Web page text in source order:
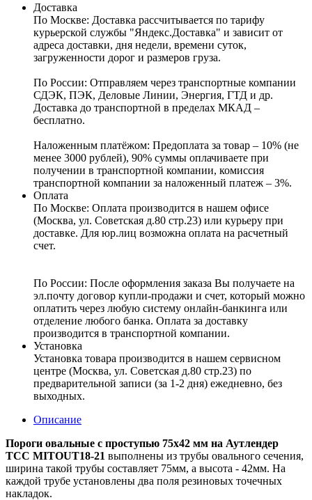
Доставка
По Москве: Доставка рассчитывается по тарифу
курьерской службы "Яндекс.Доставка" и зависит от
адреса доставки, дня недели, времени суток,
загруженности дорог и размеров груза.
По России: Отправляем через транспортные компании
СДЭК, ПЭК, Деловые Линии, Энергия, ГТД и др.
Доставка до транспортной в пределах МКАД –
бесплатно.
Наложенным платёжом: Предоплата за товар – 10% (не
менее 3000 рублей), 90% суммы оплачиваете при
получении в транспортной компании, комиссия
транспортной компании за наложенный платеж – 3%.
Оплата
По Москве: Оплата производится в нашем офисе
(Москва, ул. Советская д.80 стр.23) или курьеру при
доставке. Для юр.лиц возможна оплата на расчетный
счет.
По России: После оформления заказа Вы получаете на
эл.почту договор купли-продажи и счет, который можно
оплатить через любую систему онлайн-банкинга или
отделение любого банка. Оплата за доставку
производится в транспортной компании.
Установка
Установка товара производится в нашем сервисном
центре (Москва, ул. Советская д.80 стр.23) по
предварительной записи (за 1-2 дня) ежедневно, без
выходных.
Описание
Пороги овальные с проступью 75х42 мм на Аутлендер
ТСС MITOUT18-21 выполнены из трубы овального сечения,
ширина такой трубы составляет 75мм, а высота - 42мм. На
каждой трубе установлены два поля резиновых точечных
накладок.